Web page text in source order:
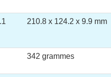
210.8 x 124.2 x 9.9 mm
342 grammes